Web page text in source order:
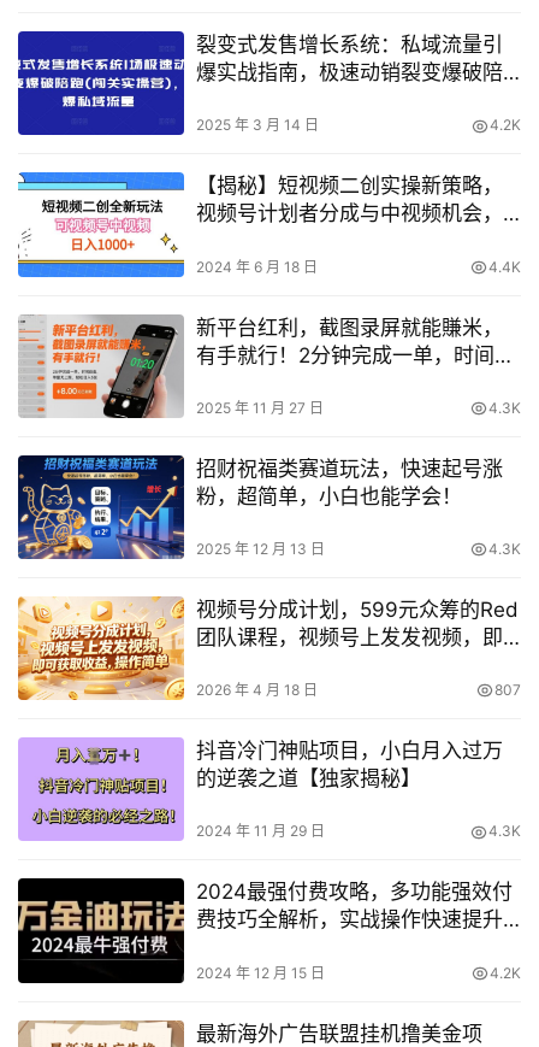
裂变式发售增长系统：私域流量引
爆实战指南，极速动销裂变爆破陪
2025 年 3 月 14 日 4.2K
【揭秘】短视频二创实操新策略，
视频号计划者分成与中视频机会，
2024 年 6 月 18 日 4.4K
新平台红利，截图录屏就能賺米，
有手就行！2分钟完成一单，时间自
秘】
2025 年 11 月 27 日 4.3K
招财祝福类赛道玩法，快速起号涨
粉，超简单，小白也能学会！
2025 年 12 月 13 日 4.3K
视频号分成计划，599元众筹的Red
团队课程，视频号上发发视频，即
2026 年 4 月 18 日 807
抖音冷门神贴项目，小白月入过万
的逆袭之道【独家揭秘】
2024 年 11 月 29 日 4.3K
2024最强付费攻略，多功能强效付
费技巧全解析，实战操作快速提升
2024 年 12 月 15 日 4.2K
最新海外广告联盟挂机撸美金项